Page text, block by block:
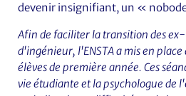
devenir insignifiant, un «
Afin de faciliter la transition des
d'ingénieur, l'ENSTA a mis en
élèves de première année. Ces
vie étudiante et la psychologue de